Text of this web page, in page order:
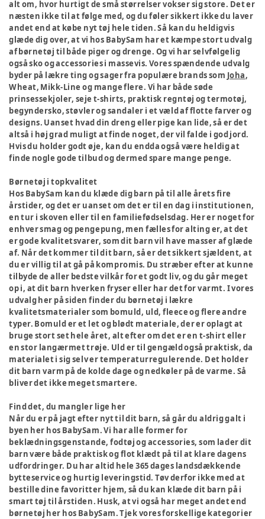
alt om, hvor hurtigt de små størrelser vokser sig store. Det er
næsten ikke til at følge med, og du føler sikkert ikke du laver
andet end at købe nyt tøj hele tiden. Så kan du heldigvis
glæde dig over, at vi hos BabySam har et kæmpe stort udvalg
af børnetøj til både piger og drenge. Og vi har selvfølgelig
også sko og accessories i massevis. Vores spændende udvalg
byder på lækre ting og sager fra populære brands som Joha,
Wheat, Mikk-Line og mange flere. Vi har både søde
prinsessekjoler, seje t-shirts, praktisk regntøj og termotøj,
begyndersko, støvler og sandaler i et væld af flotte farver og
designs. Uanset hvad din dreng eller pige kan lide, så er det
altså i høj grad muligt at finde noget, der vil falde i god jord.
Hvis du holder godt øje, kan du endda også være heldig at
finde nogle gode tilbud og dermed spare mange penge.
Børnetøj i topkvalitet
Hos BabySam kan du klæde dig barn på til alle årets fire
årstider, og det er uanset om det er til en dag i institutionen,
en tur i skoven eller til en familiefødselsdag. Her er noget for
enhver smag og pengepung, men fælles for alting er, at det
er gode kvalitetsvarer, som dit barn vil have masser af glæde
af. Når det kommer til dit barn, så er det sikkert sjældent, at
du er villig til at gå på kompromis. Du stræber efter at kunne
tilbyde de aller bedste vilkår for et godt liv, og du går meget
op i, at dit barn hverken fryser eller har det for varmt. I vores
udvalg her på siden finder du børnetøj i lækre
kvalitetsmaterialer som bomuld, uld, fleece og flere andre
typer. Bomuld er et let og blødt materiale, der er oplagt at
bruge stort set hele året, alt efter om det er en t-shirt eller
en stor langærmet trøje. Uld er til gengæld også praktisk, da
materialet i sig selv er temperaturregulerende. Det holder
dit barn varm på de kolde dage og nedkøler på de varme. Så
bliver det ikke meget smartere.
Find det, du mangler lige her
Når du er på jagt efter nyt til dit barn, så går du aldrig galt i
byen her hos BabySam. Vi har alle former for
beklædningsgenstande, fodtøj og accessories, som lader dit
barn være både praktisk og flot klædt på til at klare dagens
udfordringer. Du har altid hele 365 dages landsdækkende
bytteservice og hurtig leveringstid. Tøv derfor ikke med at
bestille dine favoritter hjem, så du kan klæde dit barn på i
smart tøj til årstiden. Husk, at vi også har meget andet end
børnetøj her hos BabySam. Tjek vores forskellige kategorier